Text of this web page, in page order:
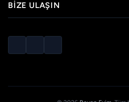
BIZE ULAŞIN